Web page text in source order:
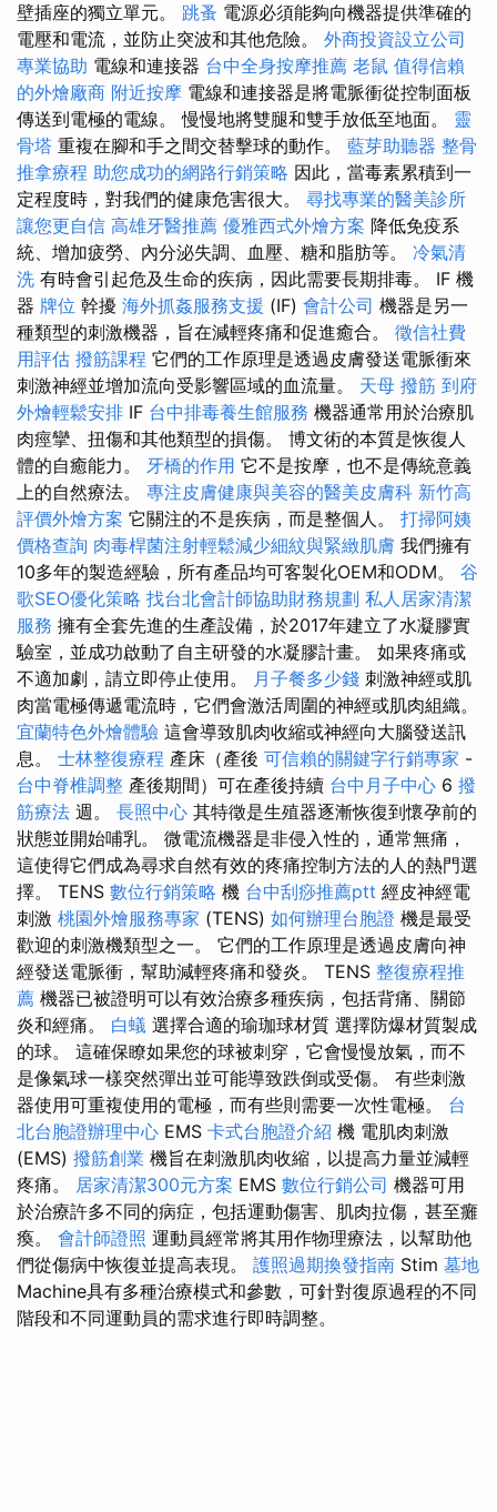
壁插座的獨立單元。 跳蚤 電源必須能夠向機器提供準確的
電壓和電流，並防止突波和其他危險。 外商投資設立公司
專業協助 電線和連接器 台中全身按摩推薦 老鼠 值得信賴
的外燴廠商 附近按摩 電線和連接器是將電脈衝從控制面板
傳送到電極的電線。 慢慢地將雙腿和雙手放低至地面。 靈
骨塔 重複在腳和手之間交替擊球的動作。 藍芽助聽器 整骨
推拿療程 助您成功的網路行銷策略 因此，當毒素累積到一
定程度時，對我們的健康危害很大。 尋找專業的醫美診所
讓您更自信 高雄牙醫推薦 優雅西式外燴方案 降低免疫系
統、增加疲勞、內分泌失調、血壓、糖和脂肪等。 冷氣清
洗 有時會引起危及生命的疾病，因此需要長期排毒。 IF 機
器 牌位 幹擾 海外抓姦服務支援 (IF) 會計公司 機器是另一
種類型的刺激機器，旨在減輕疼痛和促進癒合。 徵信社費
用評估 撥筋課程 它們的工作原理是透過皮膚發送電脈衝來
刺激神經並增加流向受影響區域的血流量。 天母 撥筋 到府
外燴輕鬆安排 IF 台中排毒養生館服務 機器通常用於治療肌
肉痙攣、扭傷和其他類型的損傷。 博文術的本質是恢復人
體的自癒能力。 牙橋的作用 它不是按摩，也不是傳統意義
上的自然療法。 專注皮膚健康與美容的醫美皮膚科 新竹高
評價外燴方案 它關注的不是疾病，而是整個人。 打掃阿姨
價格查詢 肉毒桿菌注射輕鬆減少細紋與緊緻肌膚 我們擁有
10多年的製造經驗，所有產品均可客製化OEM和ODM。 谷
歌SEO優化策略 找台北會計師協助財務規劃 私人居家清潔
服務 擁有全套先進的生產設備，於2017年建立了水凝膠實
驗室，並成功啟動了自主研發的水凝膠計畫。 如果疼痛或
不適加劇，請立即停止使用。 月子餐多少錢 刺激神經或肌
肉當電極傳遞電流時，它們會激活周圍的神經或肌肉組織。
宜蘭特色外燴體驗 這會導致肌肉收縮或神經向大腦發送訊
息。 士林整復療程 產床（產後 可信賴的關鍵字行銷專家 -
台中脊椎調整 產後期間）可在產後持續 台中月子中心 6 撥
筋療法 週。 長照中心 其特徵是生殖器逐漸恢復到懷孕前的
狀態並開始哺乳。 微電流機器是非侵入性的，通常無痛，
這使得它們成為尋求自然有效的疼痛控制方法的人的熱門選
擇。 TENS 數位行銷策略 機 台中刮痧推薦ptt 經皮神經電
刺激 桃園外燴服務專家 (TENS) 如何辦理台胞證 機是最受
歡迎的刺激機類型之一。 它們的工作原理是透過皮膚向神
經發送電脈衝，幫助減輕疼痛和發炎。 TENS 整復療程推
薦 機器已被證明可以有效治療多種疾病，包括背痛、關節
炎和經痛。 白蟻 選擇合適的瑜珈球材質 選擇防爆材質製成
的球。 這確保瞭如果您的球被刺穿，它會慢慢放氣，而不
是像氣球一樣突然彈出並可能導致跌倒或受傷。 有些刺激
器使用可重複使用的電極，而有些則需要一次性電極。 台
北台胞證辦理中心 EMS 卡式台胞證介紹 機 電肌肉刺激
(EMS) 撥筋創業 機旨在刺激肌肉收縮，以提高力量並減輕
疼痛。 居家清潔300元方案 EMS 數位行銷公司 機器可用
於治療許多不同的病症，包括運動傷害、肌肉拉傷，甚至癱
瘓。 會計師證照 運動員經常將其用作物理療法，以幫助他
們從傷病中恢復並提高表現。 護照過期換發指南 Stim 墓地
Machine具有多種治療模式和參數，可針對復原過程的不同
階段和不同運動員的需求進行即時調整。